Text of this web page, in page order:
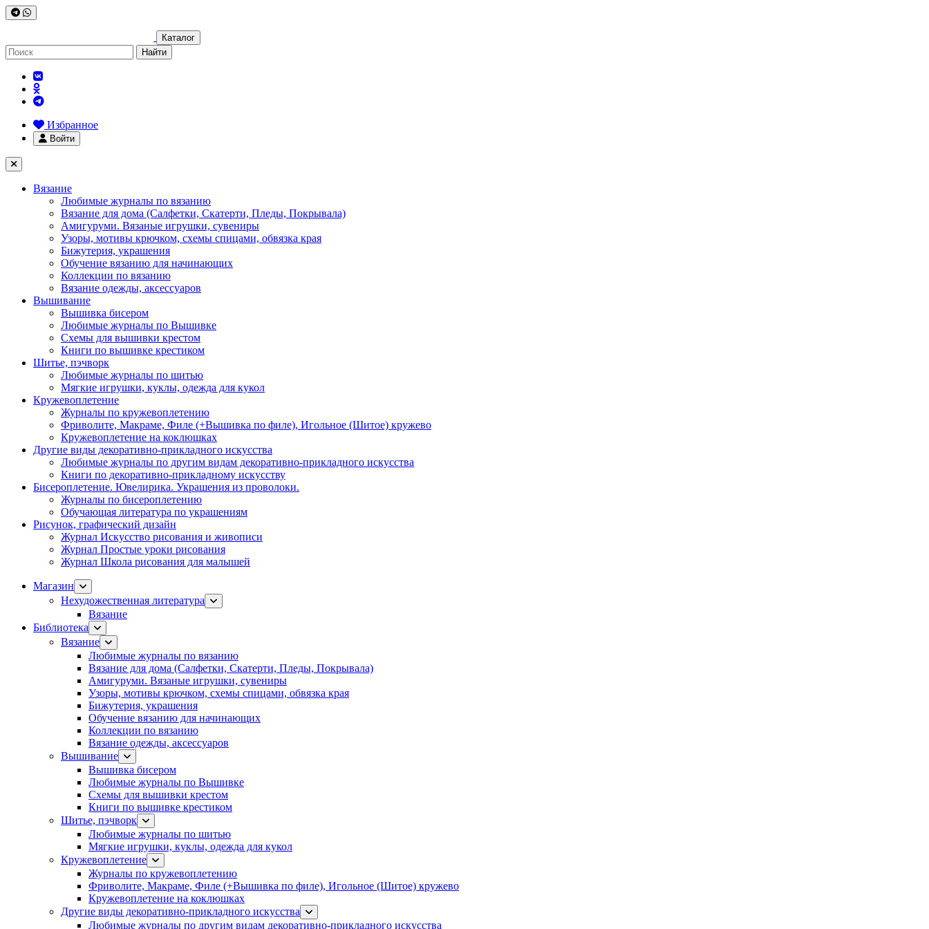
Каталог
Найти
Избранное
Войти
Вязание
Любимые журналы по вязанию
Вязание для дома (Салфетки, Скатерти, Пледы, Покрывала)
Амигуруми. Вязаные игрушки, сувениры
Узоры, мотивы крючком, схемы спицами, обвязка края
Бижутерия, украшения
Обучение вязанию для начинающих
Коллекции по вязанию
Вязание одежды, аксессуаров
Вышивание
Вышивка бисером
Любимые журналы по Вышивке
Схемы для вышивки крестом
Книги по вышивке крестиком
Шитье, пэчворк
Любимые журналы по шитью
Мягкие игрушки, куклы, одежда для кукол
Кружевоплетение
Журналы по кружевоплетению
Фриволите, Макраме, Филе (+Вышивка по филе), Игольное (Шитое) кружево
Кружевоплетение на коклюшках
Другие виды декоративно-прикладного искусства
Любимые журналы по другим видам декоративно-прикладного искусства
Книги по декоративно-прикладному искусству
Бисероплетение. Ювелирика. Украшения из проволоки.
Журналы по бисероплетению
Обучающая литература по украшениям
Рисунок, графический дизайн
Журнал Искусство рисования и живописи
Журнал Простые уроки рисования
Журнал Школа рисования для малышей
Магазин
Нехудожественная литература
Вязание
Библиотека
Вязание
Любимые журналы по вязанию
Вязание для дома (Салфетки, Скатерти, Пледы, Покрывала)
Амигуруми. Вязаные игрушки, сувениры
Узоры, мотивы крючком, схемы спицами, обвязка края
Бижутерия, украшения
Обучение вязанию для начинающих
Коллекции по вязанию
Вязание одежды, аксессуаров
Вышивание
Вышивка бисером
Любимые журналы по Вышивке
Схемы для вышивки крестом
Книги по вышивке крестиком
Шитье, пэчворк
Любимые журналы по шитью
Мягкие игрушки, куклы, одежда для кукол
Кружевоплетение
Журналы по кружевоплетению
Фриволите, Макраме, Филе (+Вышивка по филе), Игольное (Шитое) кружево
Кружевоплетение на коклюшках
Другие виды декоративно-прикладного искусства
Любимые журналы по другим видам декоративно-прикладного искусства